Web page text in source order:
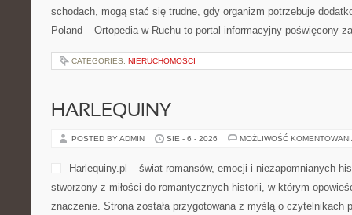
schodach, mogą stać się trudne, gdy organizm potrzebuje
Poland – Ortopedia w Ruchu to portal informacyjny poświęcony
CATEGORIES: NIERUCHOMOŚCI
HARLEQUINY
POSTED BY ADMIN SIE - 6 - 2026 MOŻLIWOŚĆ
Harlequiny.pl – świat romansów, emocji i niezapomnianych
stworzony z miłości do romantycznych historii, w którym
znaczenie. Strona została przygotowana z myślą o czytelnikach